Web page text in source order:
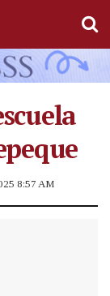
8:57 AM